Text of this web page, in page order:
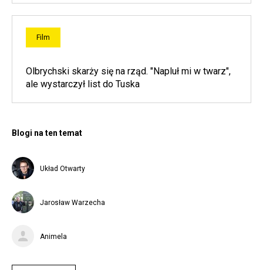
Film
Olbrychski skarży się na rząd. "Napluł mi w twarz",
ale wystarczył list do Tuska
Blogi na ten temat
Układ Otwarty
Jarosław Warzecha
Animela